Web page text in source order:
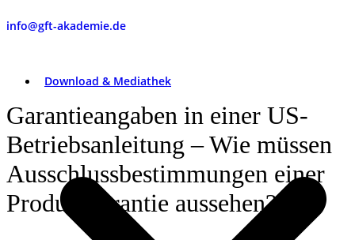
info@gft-akademie.de
Download & Mediathek
Garantieangaben in einer US-
Betriebsanleitung – Wie müssen
Ausschlussbestimmungen einer
Produktgarantie aussehen?